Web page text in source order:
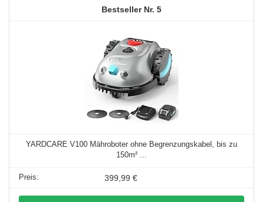
5
YARDCARE V100 Mähroboter ohne Begrenzungskabel, bis zu
150m² ...
399,99 €